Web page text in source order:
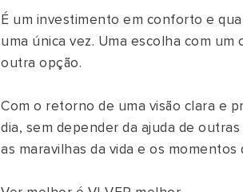
É um investimento em conforto e
uma única vez. Uma escolha com
outra opção.
Com o retorno de uma visão clara e
dia, sem depender da ajuda de
as maravilhas da vida e os